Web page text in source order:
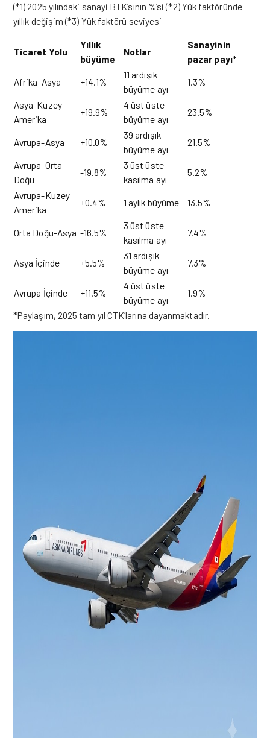
(*1) 2025 yılındaki sanayi BTK’sının %’si (*2) Yük faktöründe
yıllık değişim (*3) Yük faktörü seviyesi
Ticaret Yolu
Yıllık
büyüme
Notlar
Sanayinin
pazar payı*
Afrika-Asya
+14.1%
11 ardışık
büyüme ayı
1.3%
Asya-Kuzey
Amerika
+19.9%
4 üst üste
büyüme ayı
23.5%
Avrupa-Asya +10.0%
39 ardışık
büyüme ayı
21.5%
Avrupa-Orta
Doğu
-19.8%
3 üst üste
kasılma ayı
5.2%
Avrupa-Kuzey
Amerika
+0.4% 1 aylık büyüme 13.5%
Orta Doğu-Asya -16.5%
3 üst üste
kasılma ayı
7.4%
Asya İçinde +5.5%
31 ardışık
büyüme ayı
7.3%
Avrupa İçinde +11.5%
4 üst üste
büyüme ayı
1.9%
*Paylaşım, 2025 tam yıl CTK’larına dayanmaktadır.